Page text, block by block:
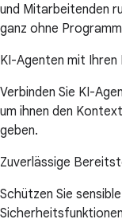
und Mitarbeitenden
ganz ohne
KI-Agenten mit
Verbinden Sie KI-
um ihnen den
geben.
Zuverlässige
Schützen Sie